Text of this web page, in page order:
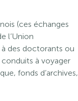
(ces échanges
l’Union
des doctorants ou
à voyager
fonds d’archives,